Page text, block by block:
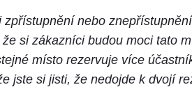
nebo
si zákazníci budou moci tato
místo rezervuje více
jste si jisti, že nedojde k dvojí